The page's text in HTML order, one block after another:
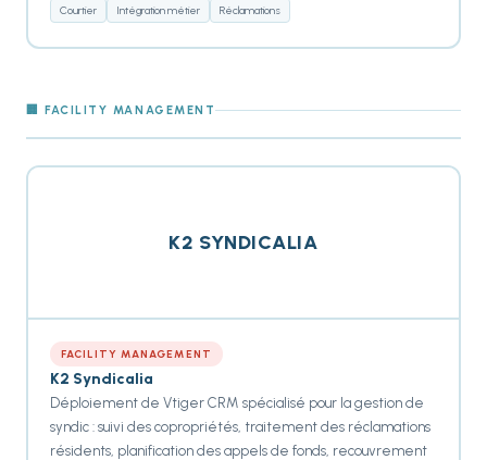
Courtier Intégration métier Réclamations
🏢 FACILITY MANAGEMENT
K2 SYNDICALIA
FACILITY MANAGEMENT
K2 Syndicalia
Déploiement de Vtiger CRM spécialisé pour la gestion de
syndic : suivi des copropriétés, traitement des réclamations
résidents, planification des appels de fonds, recouvrement